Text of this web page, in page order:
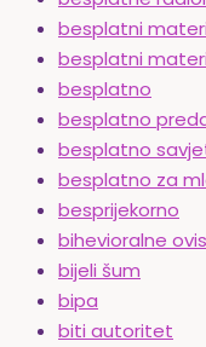
besplatni
besplatni
besplatno
besplatno
besplatno
besplatno za
besprijekorno
bihevioralne
bijeli šum
bipa
biti autoritet